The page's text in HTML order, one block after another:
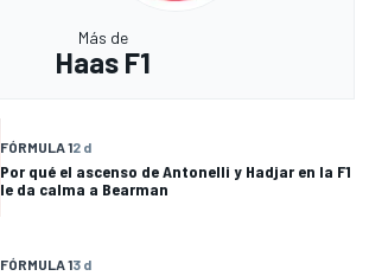
Más de
Haas F1
FÓRMULA 12 d
Por qué el ascenso de Antonelli y Hadjar en la F1
le da calma a Bearman
FÓRMULA 13 d